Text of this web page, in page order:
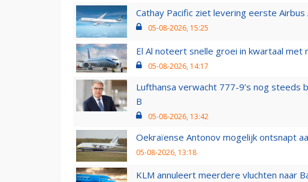
Cathay Pacific ziet levering eerste
05-08-2026, 15:25
El Al noteert snelle groei in kwartaal met
05-08-2026, 14:17
Lufthansa verwacht 777-9’s nog steeds
B
05-08-2026, 13:42
Oekraïense Antonov mogelijk ontsnapt
05-08-2026, 13:18
KLM annuleert meerdere vluchten naar